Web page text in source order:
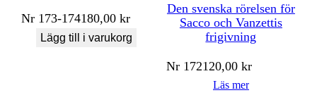
Nr 173-174180,00kr
Lägg till i varukorg
Den svenska rörelsen för
Sacco och Vanzettis
frigivning
Nr 172120,00kr
Läs mer